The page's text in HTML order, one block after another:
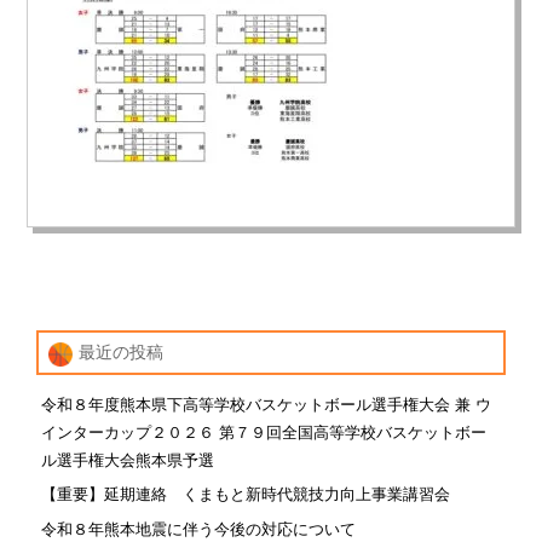
最近の投稿
令和８年度熊本県下高等学校バスケットボール選手権大会 兼 ウ
インターカップ２０２６ 第７９回全国高等学校バスケットボー
ル選手権大会熊本県予選
【重要】延期連絡 くまもと新時代競技力向上事業講習会
令和８年熊本地震に伴う今後の対応について